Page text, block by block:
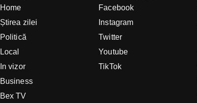
Home
Știrea zilei
Politică
Local
In vizor
Business
Bex TV
Facebook
Instagram
Twitter
Youtube
TikTok